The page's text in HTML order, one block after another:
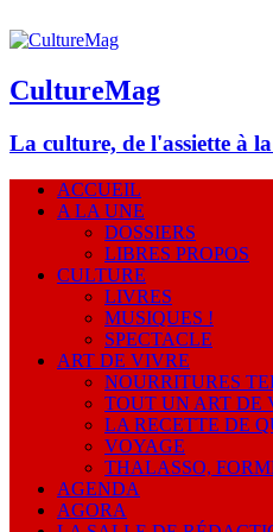
CultureMag
La culture, de l'assiette à
ACCUEIL
A LA UNE
DOSSIERS
LIBRES PROPOS
CULTURE
LIVRES
MUSIQUES !
SPECTACLE
ART DE VIVRE
NOURRITURES
TOUT UN ART DE
LA RECETTE DE
VOYAGE
THALASSO,
AGENDA
AGORA